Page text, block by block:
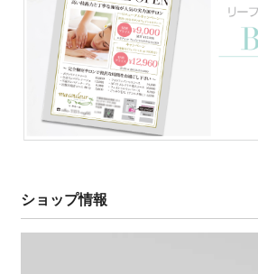
ショップ情報